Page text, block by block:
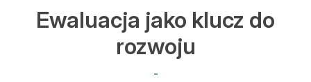
Hodowla lasu
Ochrona lasu
Nowe technologie
Ewaluacja jako klucz do
rozwoju
-